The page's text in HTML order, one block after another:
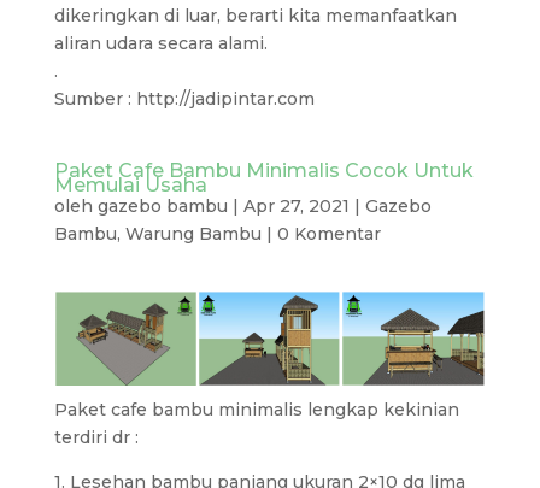
dikeringkan di luar, berarti kita memanfaatkan
aliran udara secara alami.
.
Sumber : http://jadipintar.com
Paket Cafe Bambu Minimalis Cocok Untuk
Memulai Usaha
oleh gazebo bambu | Apr 27, 2021 | Gazebo
Bambu, Warung Bambu | 0 Komentar
Paket cafe bambu minimalis lengkap kekinian
terdiri dr :
1. Lesehan bambu panjang ukuran 2×10 dg lima